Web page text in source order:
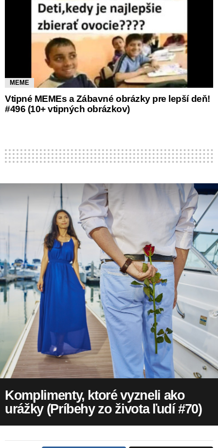
MEME
Vtipné MEMEs a Zábavné obrázky pre lepší deň!
#496 (10+ vtipných obrázkov)
Komplimenty, ktoré vyzneli ako
urážky (Príbehy zo života ľudí #70)